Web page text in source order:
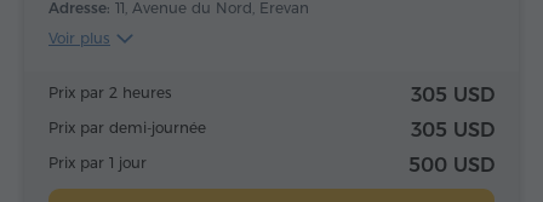
Adresse: 11, Avenue du Nord, Erevan
Voir plus
Prix par 2 heures 305 USD
Prix par demi-journée 305 USD
Prix par 1 jour 500 USD